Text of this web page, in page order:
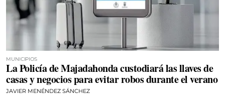
MUNICIPIOS
La Policía de Majadahonda custodiará las llaves de
casas y negocios para evitar robos durante el verano
JAVIER MENÉNDEZ SÁNCHEZ